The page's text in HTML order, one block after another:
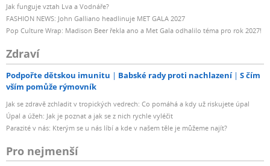
Jak funguje vztah Lva a Vodnáře?
FASHION NEWS: John Galliano headlinuje MET GALA 2027
Pop Culture Wrap: Madison Beer řekla ano a Met Gala odhalilo téma pro rok 2027!
Zdraví
Podpořte dětskou imunitu Babské rady proti nachlazení
S čím
vším pomůže rýmovník
Jak se zdravě zchladit v tropických vedrech: Co pomáhá a kdy už riskujete úpal
Úpal a úžeh: Jak je poznat a jak se z nich rychle vyléčit
Parazité v nás: Kterým se u nás líbí a kde v našem těle je můžeme najít?
Pro nejmenší